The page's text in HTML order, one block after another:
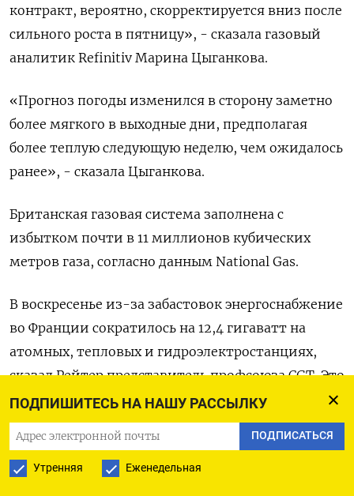
ПОДПИШИТЕСЬ НА НАШУ РАССЫЛКУ
ПОДПИСАТЬСЯ
Утренняя Еженедельная
контракт, вероятно, скорректируется вниз после
сильного роста в пятницу», - сказала газовый
аналитик Refinitiv Марина Цыганкова.
«Прогноз погоды изменился в сторону заметно
более мягкого в выходные дни, предполагая
более теплую следующую неделю, чем ожидалось
ранее», - сказала Цыганкова.
Британская газовая система заполнена с
избытком почти в 11 миллионов кубических
метров газа, согласно данным National Gas.
В воскресенье из-за забастовок энергоснабжение
во Франции сократилось на 12,4 гигаватт на
атомных, тепловых и гидроэлектростанциях,
сказал Рейтер представитель профсоюза CGT. Это
24% от общего объема текущего
энергоснабжения, показали данные сетевой
компании RTE.